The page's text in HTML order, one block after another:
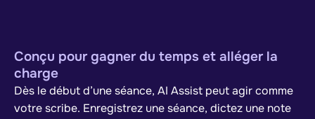
Conçu pour gagner du temps et alléger la
charge
Dès le début d’une séance, AI Assist peut agir comme
votre scribe. Enregistrez une séance, dictez une note